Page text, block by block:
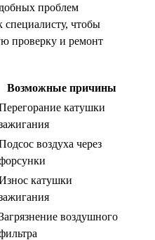
проблем
специалисту, чтобы
проверку и ремонт
Возможные причины
катушки
воздуха через
катушки
воздушного